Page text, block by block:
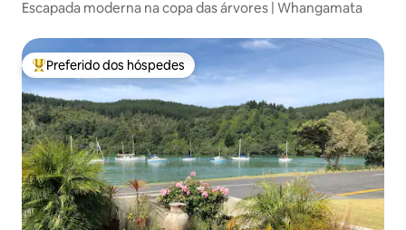
Escapada moderna na copa das árvores | Whangamata
Entre os melhores preferidos dos hóspedes
Preferido dos hóspedes